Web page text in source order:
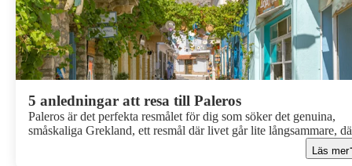
5 anledningar att resa till Paleros
Paleros är det perfekta resmålet för dig som söker det genuina,
småskaliga Grekland, ett resmål där livet går lite långsammare,
havet glittrar lugnt i bakgrunden och där du snabbt kommer in i
semesterlunken. Här väntar familjeägda hotell, fantastisk grekisk
Läs mer